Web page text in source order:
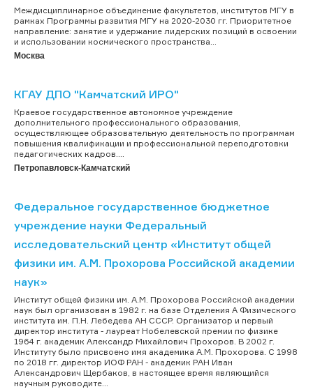
Междисциплинарное объединение факультетов, институтов МГУ в
рамках Программы развития МГУ на 2020-2030 гг. Приоритетное
направление: занятие и удержание лидерских позиций в освоении
и использовании космического пространства...
Москва
КГАУ ДПО "Камчатский ИРО"
Краевое государственное автономное учреждение
дополнительного профессионального образования,
осуществляющее образовательную деятельность по программам
повышения квалификации и профессиональной переподготовки
педагогических кадров....
Петропавловск-Камчатский
Федеральное государственное бюджетное
учреждение науки Федеральный
исследовательский центр «Институт общей
физики им. А.М. Прохорова Российской академии
наук»
Институт общей физики им. А.М. Прохорова Российской академии
наук был организован в 1982 г. на базе Отделения А Физического
института им. П.Н. Лебедева АН СССР. Организатор и первый
директор института - лауреат Нобелевской премии по физике
1964 г. академик Александр Михайлович Прохоров. В 2002 г.
Институту было присвоено имя академика А.М. Прохорова. C 1998
по 2018 гг. директор ИОФ РАН - академик РАН Иван
Александрович Щербаков, в настоящее время являющийся
научным руководите...